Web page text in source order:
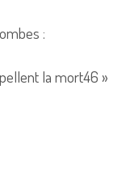
:
la mort46 »